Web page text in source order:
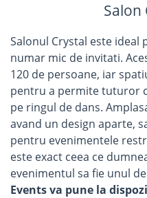
Salon
Salonul Crystal este ideal
numar mic de invitati.
120 de persoane, iar
pentru a permite tuturor
pe ringul de dans.
avand un design aparte,
pentru evenimentele
este exact ceea ce
evenimentul sa fie unul
Events va pune la